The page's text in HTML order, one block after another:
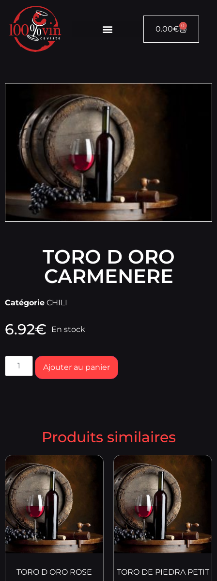
0.00€ 0
TORO D ORO
CARMENERE
Catégorie CHILI
6.92€ En stock
Ajouter au panier
Produits similaires
TORO D ORO ROSE
TORO DE PIEDRA PETIT